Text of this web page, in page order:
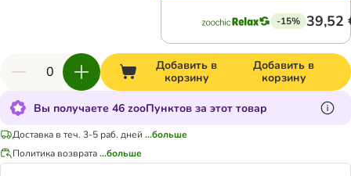
-15% 39,52
Добавить в
корзину
Добавить в
корзину
Вы получаете 46 zooПунктов за этот товар
Доставка в теч. 3-5 раб. дней ...больше
Политика возврата...больше